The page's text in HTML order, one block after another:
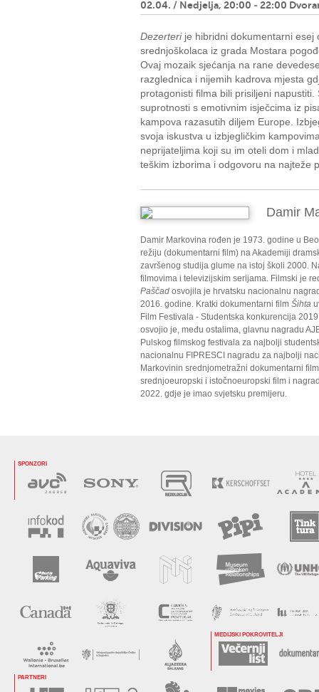
02.04. / Nedjelja, 20:00 - 22:00
Dezerterije hibridni dokumentarni esej
srednjoškolaca iz grada Mostara
Ovaj mozaik sjećanja na rane
razglednica i nijemih kadrova mjesta
protagonisti filma bili prisiljeni
suprotnosti s emotivnim isječcima iz
kampova razasutih diljem Europe.
svoja iskustva u izbjegličkim
neprijateljima koji su im oteli dom i
teškim izborima i odgovoru na najteže
Damir
Damir Markovina rođen je 1973. godine u
režiju (dokumentarni film) na Akademiji
završenog studija glume na istoj školi 2000.
filmovima i televizijskim serijama. Filmski je
Paščad osvojila je hrvatsku nacionalnu
2016. godine. Kratki dokumentarni film Šihta
Film Festivala - Studentska konkurencija
osvojio je, među ostalima, glavnu nagradu
Pulskog filmskog festivala za najbolji
nacionalnu FIPRESCI nagradu za najbolji
Markovinin srednjometražni dokumentarni
srednjoeuropski i istočnoeuropski film i
2022. gdje je imao svjetsku premijeru.
SPONZORI
MEDIJSKI POKROVITELJI
PARTNERI